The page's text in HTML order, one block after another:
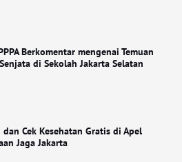
Berkomentar mengenai Temuan
di Sekolah Jakarta Selatan
dan Cek Kesehatan Gratis di Apel
Jaga Jakarta